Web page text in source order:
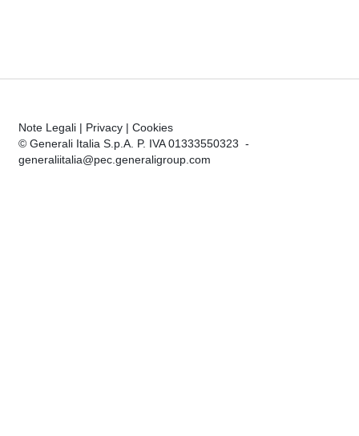
Note Legali | Privacy | Cookies
© Generali Italia S.p.A. P. IVA 01333550323 -
generaliitalia@pec.generaligroup.com